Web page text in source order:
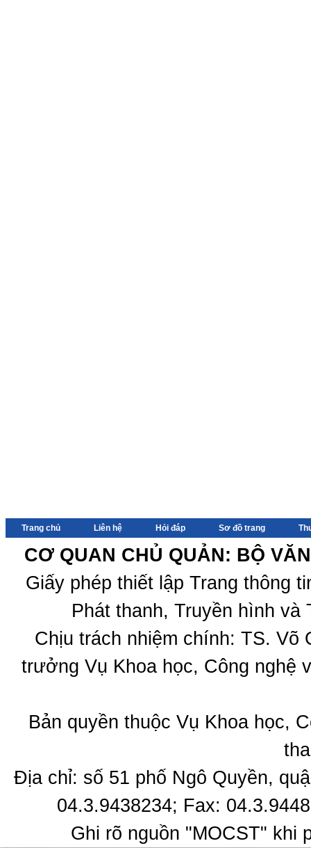
Trang chủ Liên hệ Hỏi đáp Sơ đồ trang
CƠ QUAN CHỦ QUẢN: BỘ
Giấy phép thiết lập Trang thông
Phát thanh, Truyền hình
Chịu trách nhiệm chính: TS.
trưởng Vụ Khoa học, Công nghệ
Bản quyền thuộc Vụ Khoa học,
Địa chỉ: số 51 phố Ngô Quyền,
04.3.9438234; Fax:
Ghi rõ nguồn "MOCST" khi